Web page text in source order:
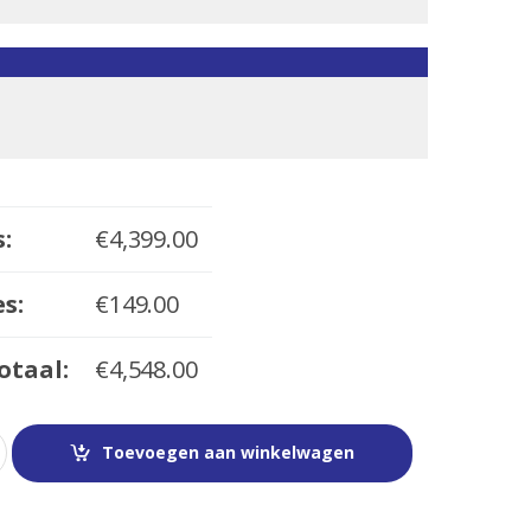
€4,399.00
€149.00
€4,548.00
Toevoegen aan winkelwagen